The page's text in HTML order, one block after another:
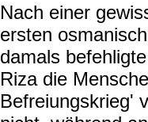
Nach einer
ersten
damals
Riza die
Befreiungskrieg'